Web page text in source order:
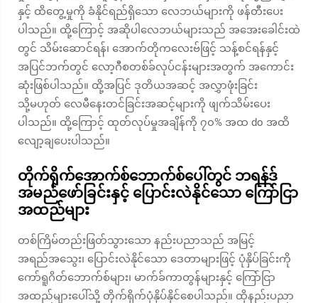
နှင့် ထိတွေ့မှုကို ခံနိုင်ရည်ရှိသော လေဘယ်များကို ဖန်တီးပေး
ပါသည်။ ထို့ကြောင့် အဆိုပါလေဘယ်များသည် အအေးခေါင်းထဲ
တွင် သိမ်းဆောင်ရန်၊ အောက်တိုကလေးဗ်ဖြင့် သန့်စင်ရန်နှင့်
အပြင်ဘက်တွင် လော့ဂီစတစ်ခ်လုပ်ငန်းများအတွက် အကောင်း
ဆုံးဖြစ်ပါသည်။ ထို့အပြင် ဒုတိယအဆင့် အလွှာဖုံးခြင်း
သို့မဟုတ် လေမီနေးတင်ခြင်းအဆင့်များကို ဖျက်သိမ်းပေး
ပါသည်။ ထို့ကြောင့် ထုတ်လုပ်မှုအချိန်ကို ၇၀% အထ do အထိ
လျော့ချပေးပါသည်။
တိုက်ရိုက်အောက်စ်ဘောက်စ်ပေါ်တွင် ဘရန်ဒ်
အမည်ဖော်ခြင်းနှင့် ပြောင်းလဲနိုင်သော ကြော်ငြာ
အထည်များ
တစ်ကြိမ်တည်းဖြတ်သွားသော နည်းပညာသည် အမြင့်
အရည်အသွေး၊ ပြောင်းလဲနိုင်သော ဒေတာများဖြင့် ပုံနှိပ်ခြင်းကို
ကော်ရူဂိတ်ဘောက်စ်များ၊ မာက်ခ်ကာတွန်များနှင့် ကြော်ငြာ
အထည်များပေါ်သို့ တိုက်ရိုက်ပုံနှိပ်နိုင်စေပါသည်။ ထိုနည်းပညာ